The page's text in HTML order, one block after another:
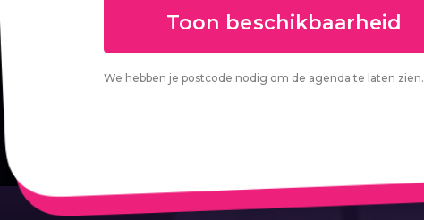
We hebben je postcode nodig om de agenda te laten zien.